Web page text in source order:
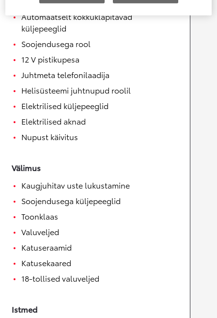
Automaatselt kokkuklapitavad
küljepeeglid
Soojendusega rool
12 V pistikupesa
Juhtmeta telefonilaadija
Helisüsteemi juhtnupud roolil
Elektrilised küljepeeglid
Elektrilised aknad
Nupust käivitus
Välimus
Kaugjuhitav uste lukustamine
Soojendusega küljepeeglid
Toonklaas
Valuveljed
Katuseraamid
Katusekaared
18-tollised valuveljed
Istmed